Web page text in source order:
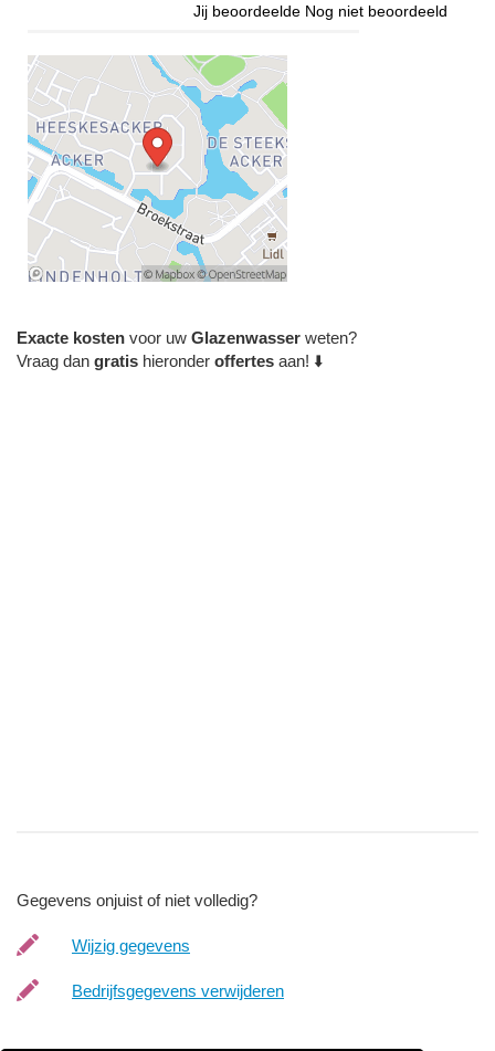
Jij beoordeelde Nog niet beoordeeld
Exacte kosten voor uw Glazenwasser weten?
Vraag dan gratis hieronder offertes aan! ⬇️
Gegevens onjuist of niet volledig?
Wijzig gegevens
Bedrijfsgegevens verwijderen